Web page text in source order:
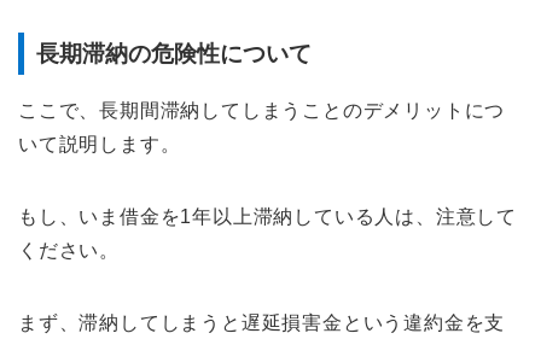
長期滞納の危険性について
ここで、長期間滞納してしまうことのデメリットにつ
いて説明します。
もし、いま借金を1年以上滞納している人は、注意して
ください。
まず、滞納してしまうと遅延損害金という違約金を支